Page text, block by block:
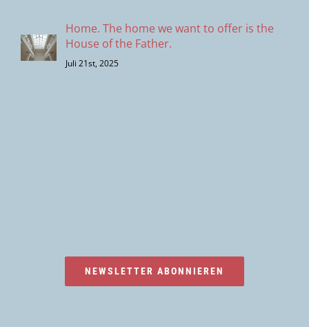
Home. The home we want to offer is the
House of the Father.
Juli 21st, 2025
NEWSLETTER ABONNIEREN